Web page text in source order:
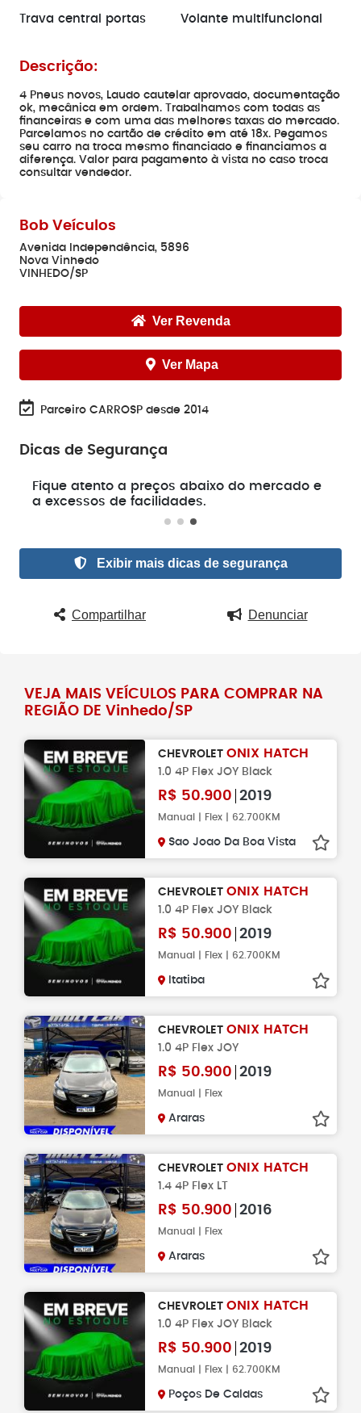
Trava central portas Volante multifuncional
Descrição:
4 Pneus novos, Laudo cautelar aprovado, documentação
ok, mecânica em ordem. Trabalhamos com todas as
financeiras e com uma das melhores taxas do mercado.
Parcelamos no cartão de crédito em até 18x. Pegamos
seu carro na troca mesmo financiado e financiamos a
diferença. Valor para pagamento à vista no caso troca
consultar vendedor.
Bob Veículos
Avenida Independência, 5896
Nova Vinhedo
VINHEDO/SP
Ver Revenda
Ver Mapa
Parceiro CARROSP desde 2014
Dicas de Segurança
Fique atento a preços abaixo do mercado e
a excessos de facilidades.
Exibir mais dicas de segurança
Compartilhar Denunciar
VEJA MAIS VEÍCULOS PARA COMPRAR NA
REGIÃO DE Vinhedo/SP
CHEVROLET ONIX HATCH
1.0 4P Flex JOY Black
R$ 50.900 2019
Manual | Flex | 62.700KM
Sao Joao Da Boa Vista
CHEVROLET ONIX HATCH
1.0 4P Flex JOY Black
R$ 50.900 2019
Manual | Flex | 62.700KM
Itatiba
CHEVROLET ONIX HATCH
1.0 4P Flex JOY
R$ 50.900 2019
Manual | Flex
Araras
CHEVROLET ONIX HATCH
1.4 4P Flex LT
R$ 50.900 2016
Manual | Flex
Araras
CHEVROLET ONIX HATCH
1.0 4P Flex JOY Black
R$ 50.900 2019
Manual | Flex | 62.700KM
Poços De Caldas